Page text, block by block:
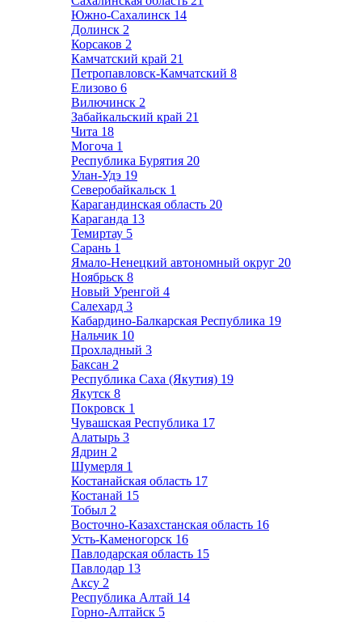
Южно-Сахалинск 14
Долинск 2
Корсаков 2
Камчатский край 21
Петропавловск-Камчатский 8
Елизово 6
Вилючинск 2
Забайкальский край 21
Чита 18
Могоча 1
Республика Бурятия 20
Улан-Удэ 19
Северобайкальск 1
Карагандинская область 20
Караганда 13
Темиртау 5
Сарань 1
Ямало-Ненецкий автономный округ 20
Ноябрьск 8
Новый Уренгой 4
Салехард 3
Кабардино-Балкарская Республика 19
Нальчик 10
Прохладный 3
Баксан 2
Республика Саха (Якутия) 19
Якутск 8
Покровск 1
Чувашская Республика 17
Алатырь 3
Ядрин 2
Шумерля 1
Костанайская область 17
Костанай 15
Тобыл 2
Восточно-Казахстанская область 16
Усть-Каменогорск 16
Павлодарская область 15
Павлодар 13
Аксу 2
Республика Алтай 14
Горно-Алтайск 5